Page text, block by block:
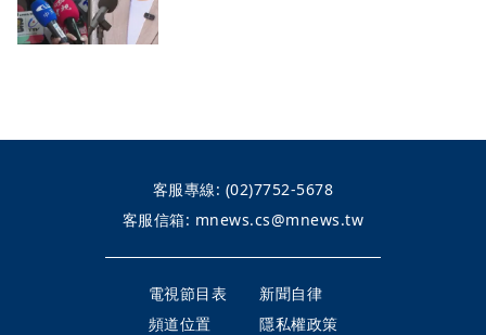
客服專線: (02)7752-5678
客服信箱: mnews.cs@mnews.tw
電視節目表
新聞自律
頻道位置
隱私權政策